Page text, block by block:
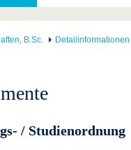
B.Sc. Detailinformationen
/ Studienordnung